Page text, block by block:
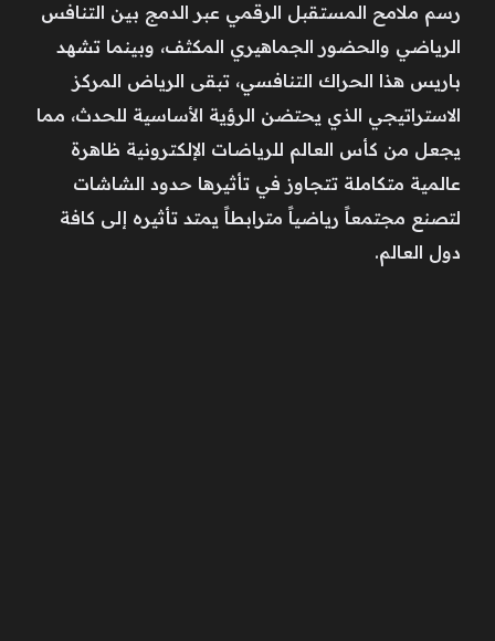
رسم ملامح المستقبل الرقمي عبر الدمج بين التنافس
الرياضي والحضور الجماهيري المكثف، وبينما تشهد
باريس هذا الحراك التنافسي، تبقى الرياض المركز
الاستراتيجي الذي يحتضن الرؤية الأساسية للحدث، مما
يجعل من كأس العالم للرياضات الإلكترونية ظاهرة
عالمية متكاملة تتجاوز في تأثيرها حدود الشاشات
لتصنع مجتمعاً رياضياً مترابطاً يمتد تأثيره إلى كافة
دول العالم.